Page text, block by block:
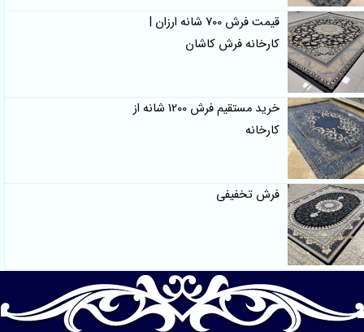
قیمت فرش 700 شانه ارزان |
کارخانه فرش کاشان
خرید مستقیم فرش 1200 شانه از
کارخانه
فرش تخفیفی